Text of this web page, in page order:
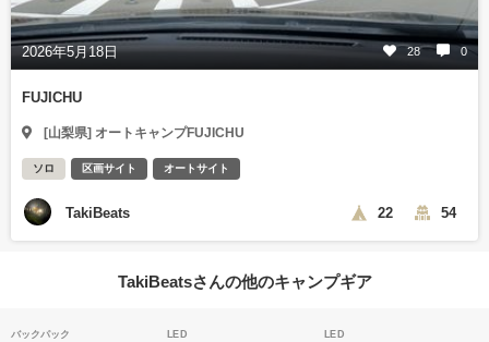
2026年5月18日 28 0
FUJICHU
[山梨県] オートキャンプFUJICHU
ソロ 区画サイト オートサイト
TakiBeats 22 54
TakiBeatsさんの他のキャンプギア
バックパック LED LED